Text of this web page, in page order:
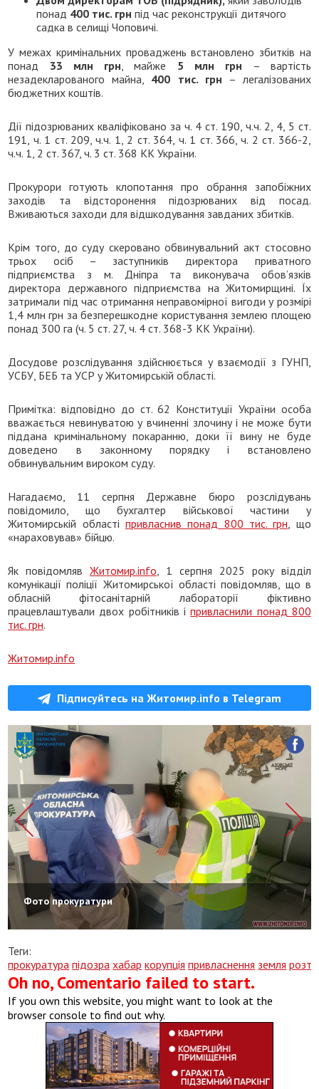
понад 400 тис. грн під час реконструкції дитячого
садка в селищі Чоповичі.
У межах кримінальних проваджень встановлено збитків на
понад 33 млн грн , майже 5 млн грн – вартість
незадекларованого майна, 400 тис. грн – легалізованих
бюджетних коштів.
Дії підозрюваних кваліфіковано за ч. 4 ст. 190, ч.ч. 2, 4, 5 ст.
191, ч. 1 ст. 209, ч.ч. 1, 2 ст. 364, ч. 1 ст. 366, ч. 2 ст. 366-2,
ч.ч. 1, 2 ст. 367, ч. 3 ст. 368 КК України.
Прокурори готують клопотання про обрання запобіжних
заходів та відсторонення підозрюваних від посад.
Вживаються заходи для відшкодування завданих збитків.
Крім того, до суду скеровано обвинувальний акт стосовно
трьох осіб – заступників директора приватного
підприємства з м. Дніпра та виконувача обов’язків
директора державного підприємства на Житомирщині. Їх
затримали під час отримання неправомірної вигоди у розмірі
1,4 млн грн за безперешкодне користування землею площею
понад 300 га (ч. 5 ст. 27, ч. 4 ст. 368-3 КК України).
Досудове розслідування здійснюється у взаємодії з ГУНП,
УСБУ, БЕБ та УСР у Житомирській області.
Примітка: відповідно до ст. 62 Конституції України особа
вважається невинуватою у вчиненні злочину і не може бути
піддана кримінальному покаранню, доки її вину не буде
доведено в законному порядку і встановлено
обвинувальним вироком суду.
Нагадаємо, 11 серпня Державне бюро розслідувань
повідомило, що бухгалтер військової частини у
Житомирській області привласнив понад 800 тис. грн , що
«нараховував» бійцю.
Як повідомлявЖитомир.info , 1 серпня 2025 року відділ
комунікації поліції Житомирської області повідомляв, що в
обласній фітосанітарній лабораторії фіктивно
працевлаштували двох робітників іпривласнили понад 800
тис. грн.
Житомир.info
Підписуйтесь на Житомир.info в Telegram
Фото прокуратури
Теги:
прокуратура підозра хабар корупція привласнення земля
Oh no, Comentario failed to start.
If you own this website, you might want to look at the
browser console to find out why.